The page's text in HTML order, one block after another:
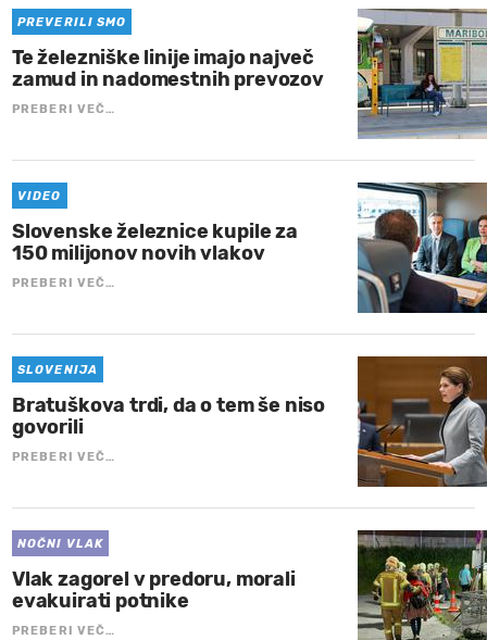
PREVERILI SMO
Te železniške linije imajo največ
zamud in nadomestnih prevozov
PREBERI VEČ…
VIDEO
Slovenske železnice kupile za
150 milijonov novih vlakov
PREBERI VEČ…
SLOVENIJA
Bratuškova trdi, da o tem še niso
govorili
PREBERI VEČ…
NOČNI VLAK
Vlak zagorel v predoru, morali
evakuirati potnike
PREBERI VEČ…